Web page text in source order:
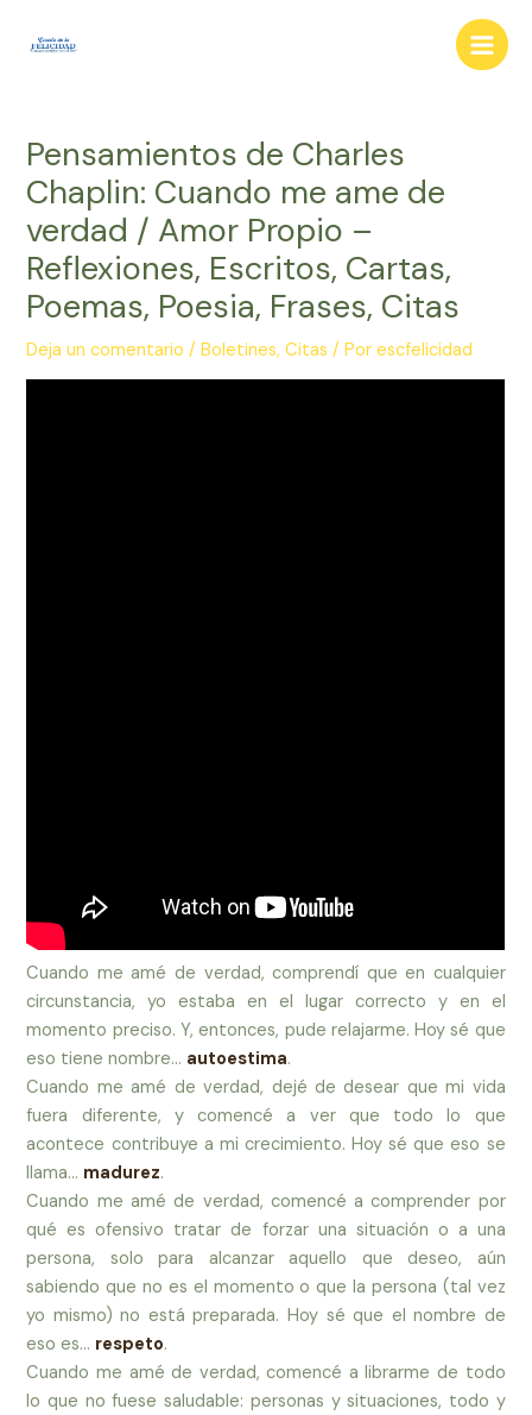
Main
Pensamientos de Charles
Chaplin: Cuando me ame de
verdad / Amor Propio –
Reflexiones, Escritos, Cartas,
Poemas, Poesia, Frases, Citas
Deja un comentario /Boletines,Citas / Porescfelicidad
Cuando me amé de verdad, comprendí que en cualquier
circunstancia, yo estaba en el lugar correcto y en el
momento preciso. Y, entonces, pude relajarme. Hoy sé que
eso tiene nombre… autoestima.
Cuando me amé de verdad, dejé de desear que mi vida
fuera diferente, y comencé a ver que todo lo que
acontece contribuye a mi crecimiento. Hoy sé que eso se
llama… madurez.
Cuando me amé de verdad, comencé a comprender por
qué es ofensivo tratar de forzar una situación o a una
persona, solo para alcanzar aquello que deseo, aún
sabiendo que no es el momento o que la persona (tal vez
yo mismo) no está preparada. Hoy sé que el nombre de
eso es… respeto.
Cuando me amé de verdad, comencé a librarme de todo
lo que no fuese saludable: personas y situaciones, todo y